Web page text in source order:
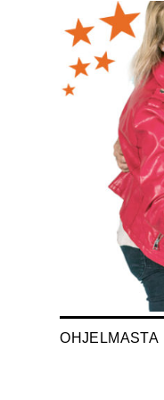
sisältöön
OHJELMASTA